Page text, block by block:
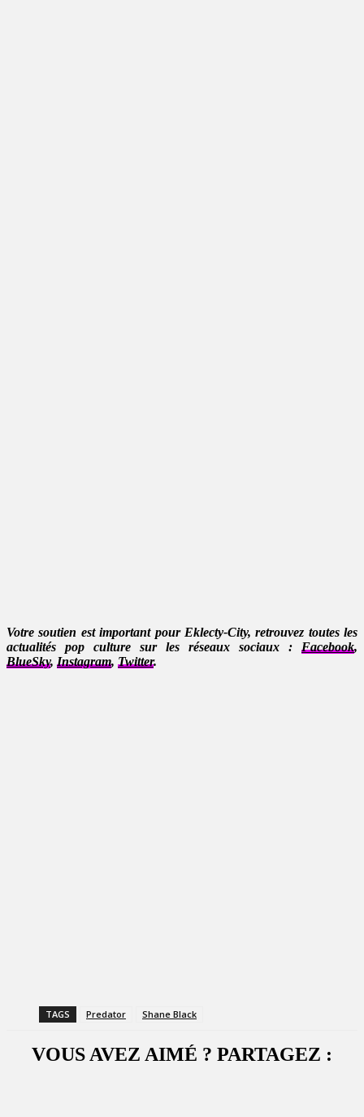
Votre soutien est important pour Eklecty-City, retrouvez toutes les
actualités pop culture sur les réseaux sociaux : Facebook,
BlueSky, Instagram, Twitter.
TAGS Predator Shane Black
VOUS AVEZ AIMÉ ? PARTAGEZ :